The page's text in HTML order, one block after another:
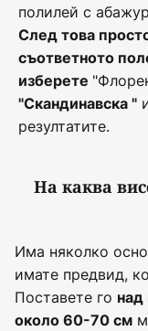
полилей с
След това
съответното
изберете
"Скандинавска "
резултатите.
На каква
Има няколко
имате предвид,
Поставете го над
около 60-70 см